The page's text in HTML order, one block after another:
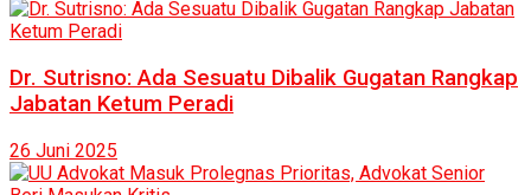
Dr. Sutrisno: Ada Sesuatu Dibalik Gugatan Rangkap
Jabatan Ketum Peradi
26 Juni 2025